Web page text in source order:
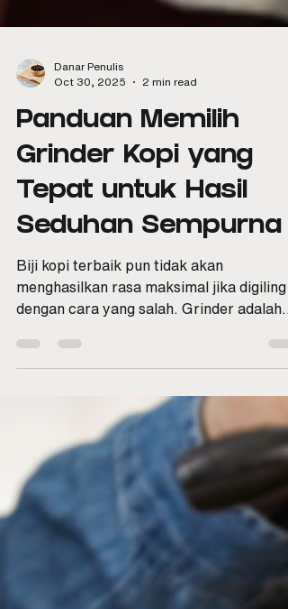
Danar Penulis
Oct 30, 2025
2 min read
Panduan Memilih
Grinder Kopi yang
Tepat untuk Hasil
Seduhan Sempurna
menghasilkan rasa maksimal jika digiling
dengan cara yang salah. Grinder adalah
alat terpenting dalam proses brewing
karena tingkat kehalusan giling
menentukan kualitas ekstraksi. Barista
profesional sering bilang: “Bad grinder
ruins good coffee.” Grinder yang tepat
akan memberikan: ✅ Konsistensi ukuran
Aroma lebih keluar maksimal ✅ Kontrol